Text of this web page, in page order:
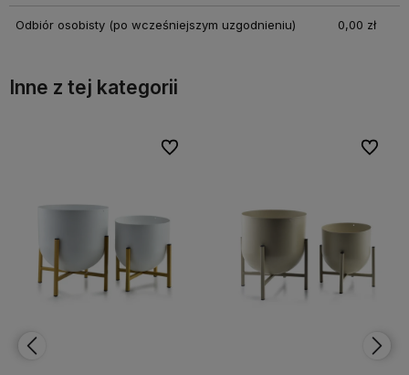
Odbiór osobisty(po wcześniejszym uzgodnieniu) 0,00 zł
Inne z tej kategorii
Do ulubionych
Do ulubionych Do
Do